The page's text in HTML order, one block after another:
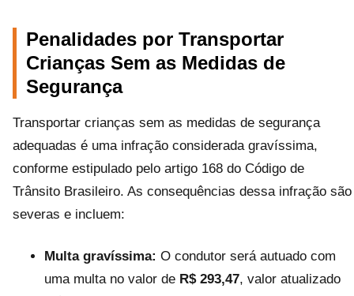
Penalidades por Transportar
Crianças Sem as Medidas de
Segurança
Transportar crianças sem as medidas de segurança
adequadas é uma infração considerada gravíssima,
conforme estipulado pelo artigo 168 do Código de
Trânsito Brasileiro. As consequências dessa infração são
severas e incluem:
Multa gravíssima: O condutor será autuado com
uma multa no valor de R$ 293,47, valor atualizado